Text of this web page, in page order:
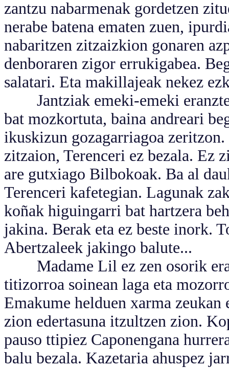
zantzu nabarmenak gordetzen
nerabe batena ematen zuen,
nabaritzen zitzaizkion gonaren
denboraren zigor errukigabea.
salatari. Eta makillajeak nekez
Jantziak emeki-emeki
bat mozkortuta, baina andreari
ikuskizun gozagarriagoa
zitzaion, Terenceri ez bezala. Ez
are gutxiago Bilbokoak. Ba al
Terenceri kafetegian. Lagunak
koñak higuingarri bat hartzera
jakina. Berak eta ez beste inork.
Abertzaleek jakingo balute...
Madame Lil ez zen osorik
titizorroa soinean laga eta
Emakume helduen xarma
zion edertasuna itzultzen zion.
pauso ttipiez Caponengana
balu bezala. Kazetaria ahuspez